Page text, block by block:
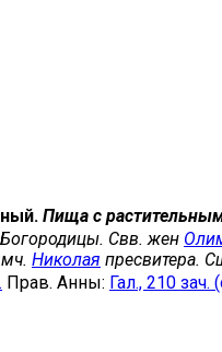
Пища с
Свв. жен
Николая пресвитера.
Прав. Анны: Гал., 210 зач.